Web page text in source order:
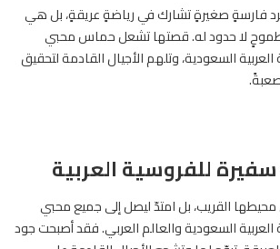
فارسةٍ صغيرةٍ تشارك في رياضةٍ عريقةٍ، بل هي
وطموحٍ لا حدود له. قصتها تشعل حماس محبي
السعودية، وتلهم الأجيال القادمة لتحقيق
للفروسية العربية
محيطها القريب، بل امتدّ ليصل إلى جميع محبي
السعودية والعالم العربي. فقد أصبحت جود